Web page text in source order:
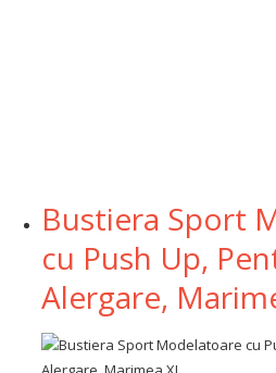
Bustiera Sport
cu Push Up,
Alergare,